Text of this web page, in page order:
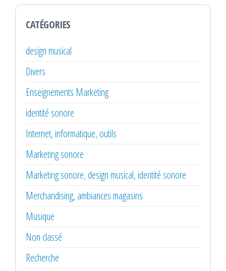
CATÉGORIES
design musical
Divers
Enseignements Marketing
identité sonore
Internet, informatique, outils
Marketing sonore
Marketing sonore, design musical, identité sonore
Merchandising, ambiances magasins
Musique
Non classé
Recherche